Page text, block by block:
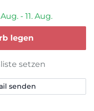
- 11. Aug.
legen
setzen
senden